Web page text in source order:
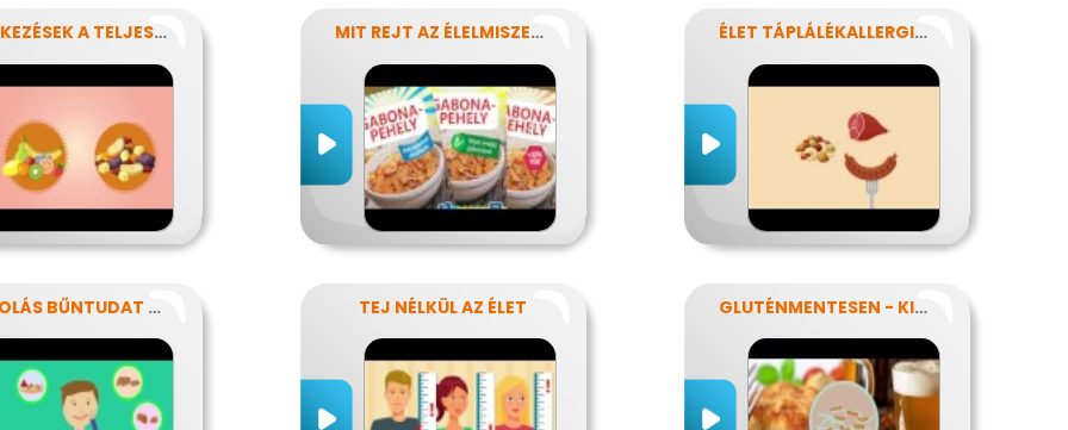
KISÉTKEZÉSEK A TELJESÍTMÉNYÉRT MIT REJT AZ ÉLELMISZERCÍMKE? ÉLET TÁPLÁLÉKALLERGIÁVAL
NASSOLÁS BŰNTUDAT NÉLKÜL TEJ NÉLKÜL AZ ÉLET GLUTÉNMENTESEN - KINEK IS?!